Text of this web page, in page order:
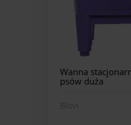
Wanna
psów duża